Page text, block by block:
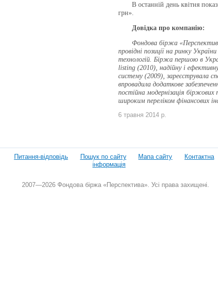
В останній день квітня
грн».
Довідка про компанію:
Фондова біржа
провідні позиції на ринку
технологій. Біржа першою в
listing (2010), надійну і ефективну
систему (2009), зареєструвала
впровадила додаткове
постійна модернізація біржових
широким переліком фінансових
6 травня 2014 р.
Питання-відповідь Пошук по сайту Мапа сайту
Контактна
інформація
2007—2026 Фондова біржа «Перспектива». Усі права захищені.